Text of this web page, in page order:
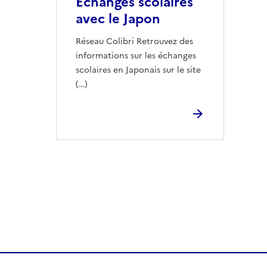
avec le Japon
Réseau Colibri Retrouvez des
informations sur les échanges
scolaires en Japonais sur le site
(…)